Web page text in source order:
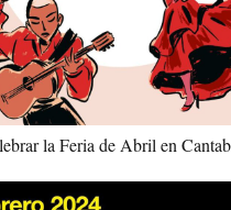
la Feria de Abril en